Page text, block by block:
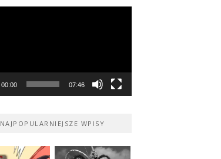
00:00 07:46
NAJPOPULARNIEJSZE WPISY